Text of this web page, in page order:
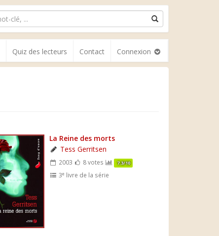
Quiz des lecteurs Contact Connexion
La Reine des morts
Tess Gerritsen
2003 8 votes 7.3/10
3e livre de la série